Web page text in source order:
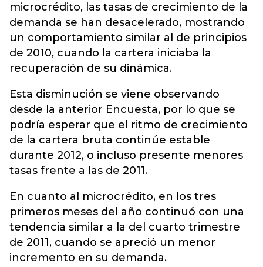
microcrédito, las tasas de crecimiento de la
demanda se han desacelerado, mostrando
un comportamiento similar al de principios
de 2010, cuando la cartera iniciaba la
recuperación de su dinámica.
Esta disminución se viene observando
desde la anterior Encuesta, por lo que se
podría esperar que el ritmo de crecimiento
de la cartera bruta continúe estable
durante 2012, o incluso presente menores
tasas frente a las de 2011.
En cuanto al microcrédito, en los tres
primeros meses del año continuó con una
tendencia similar a la del cuarto trimestre
de 2011, cuando se apreció un menor
incremento en su demanda.